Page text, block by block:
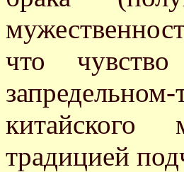
что
китайского
традицией